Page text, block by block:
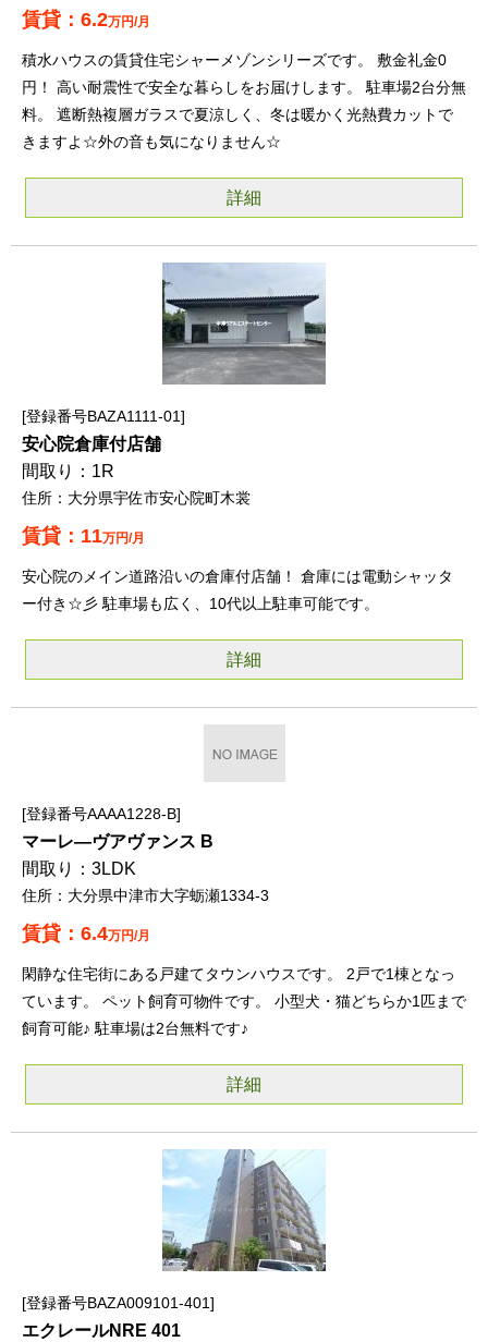
6.2万円/月
積水ハウスの賃貸住宅シャーメゾンシリーズです。 敷金礼金0
円！ 高い耐震性で安全な暮らしをお届けします。 駐車場2台分無
料。 遮断熱複層ガラスで夏涼しく、冬は暖かく光熱費カットで
きますよ☆外の音も気になりません☆
詳細
登録番号BAZA1111-01
安心院倉庫付店舗
1R
大分県宇佐市安心院町木裳
11万円/月
安心院のメイン道路沿いの倉庫付店舗！ 倉庫には電動シャッタ
ー付き☆彡 駐車場も広く、10代以上駐車可能です。
詳細
登録番号AAAA1228-B
マーレ―ヴアヴァンス B
3LDK
大分県中津市大字蛎瀬1334-3
6.4万円/月
閑静な住宅街にある戸建てタウンハウスです。 2戸で1棟となっ
ています。 ペット飼育可物件です。 小型犬・猫どちらか1匹まで
飼育可能♪ 駐車場は2台無料です♪
詳細
登録番号BAZA009101-401
エクレールNRE 401